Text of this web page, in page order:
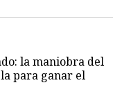
la maniobra del
para ganar el